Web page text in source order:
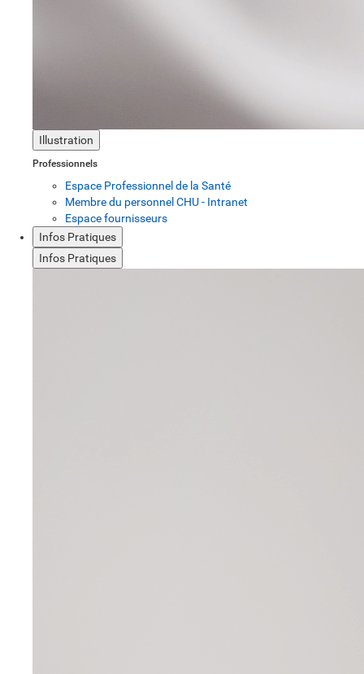
Illustration
Professionnels
Espace Professionnel de la Santé
Membre du personnel CHU - Intranet
Espace fournisseurs
Infos Pratiques
Infos Pratiques